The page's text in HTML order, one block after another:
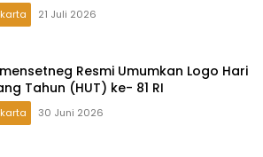
21 Juli 2026
Resmi Umumkan Logo Hari
Tahun (HUT) ke- 81 RI
30 Juni 2026